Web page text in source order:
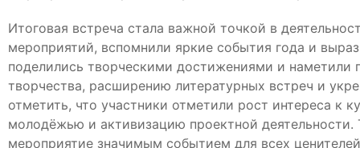
Итоговая встреча стала важной точкой в
мероприятий, вспомнили яркие события года и
поделились творческими достижениями и
творчества, расширению литературных встреч и
отметить, что участники отметили рост интереса к
молодёжью и активизацию проектной
мероприятие значимым событием для всех